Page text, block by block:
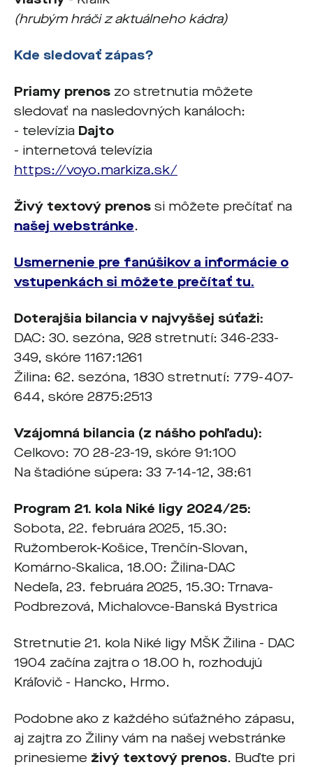
(hrubým hráči z aktuálneho kádra)
Kde sledovať zápas?
Priamy prenos zo stretnutia môžete
sledovať na nasledovných kanáloch:
- televízia Dajto
- internetová televízia
https://voyo.markiza.sk/
Živý textový prenos si môžete prečítať na
našej webstránke.
Usmernenie pre fanúšikov a informácie o
vstupenkách si môžete prečítať tu.
Doterajšia bilancia v najvyššej súťaži:
DAC: 30. sezóna, 928 stretnutí: 346-233-
349, skóre 1167:1261
Žilina: 62. sezóna, 1830 stretnutí: 779-407-
644, skóre 2875:2513
Vzájomná bilancia (z nášho pohľadu):
Celkovo: 70 28-23-19, skóre 91:100
Na štadióne súpera: 33 7-14-12, 38:61
Program 21. kola Niké ligy 2024/25:
Sobota, 22. februára 2025, 15.30:
Ružomberok-Košice, Trenčín-Slovan,
Komárno-Skalica, 18.00: Žilina-DAC
Nedeľa, 23. februára 2025, 15.30: Trnava-
Podbrezová, Michalovce-Banská Bystrica
Stretnutie 21. kola Niké ligy MŠK Žilina - DAC
1904 začína zajtra o 18.00 h, rozhodujú
Kráľovič - Hancko, Hrmo.
Podobne ako z každého súťažného zápasu,
aj zajtra zo Žiliny vám na našej webstránke
prinesieme živý textový prenos. Buďte pri